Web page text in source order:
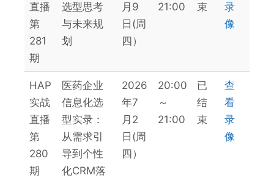
直播
第
281
期
选型思考
与未来规
划
月9
日(周
四）
21:00
束
录
像
HAP
实战
直播
第
280
期
医药企业
信息化选
型实录：
从需求引
导到个性
化CRM落
2026
年7
月2
日(周
四）
20:00
～
21:00
已
结
束
查
看
录
像